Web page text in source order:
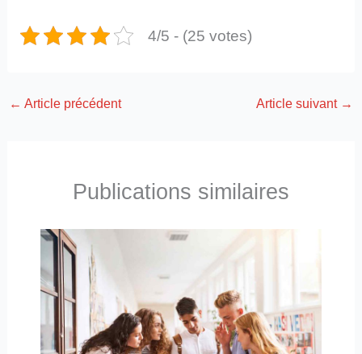
4/5 - (25 votes)
← Article précédent Article suivant →
Publications similaires